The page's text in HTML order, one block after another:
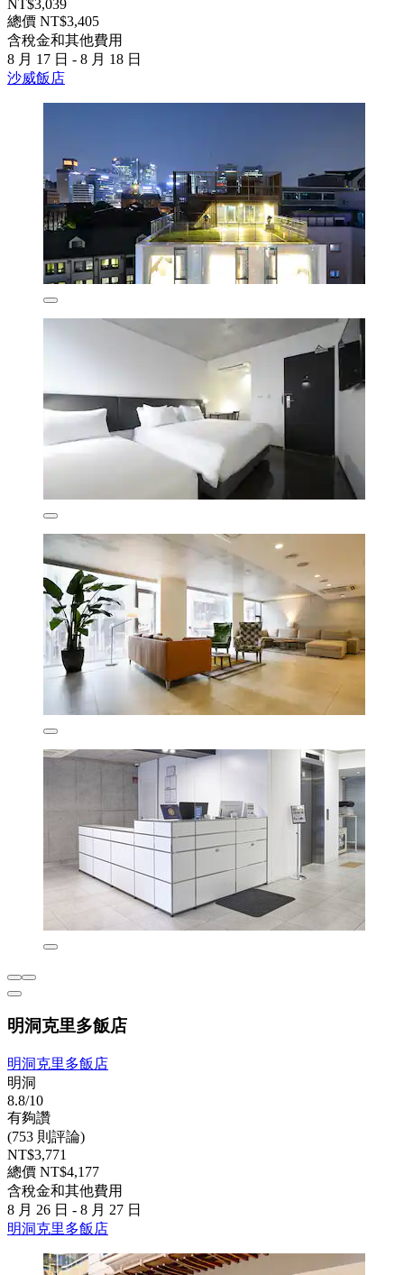
NT$3,039
總價 NT$3,405
含稅金和其他費用
8 月 17 日 - 8 月 18 日
沙威飯店
明洞克里多飯店
明洞克里多飯店
明洞
8.8/10
有夠讚
(753 則評論)
NT$3,771
總價 NT$4,177
含稅金和其他費用
8 月 26 日 - 8 月 27 日
明洞克里多飯店